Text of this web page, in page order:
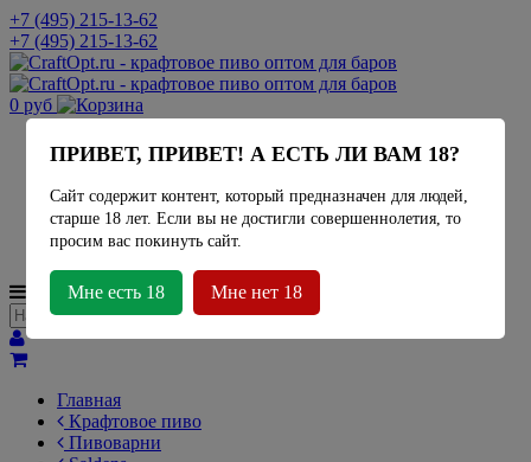
+7 (495) 215-13-62
+7 (495) 215-13-62
0 руб
Актуальное наличие
Миды
Лимонад
Крафтовое пиво
Пивоварни
МЕНЮ
Главная
Крафтовое пиво
Пивоварни
ПРИВЕТ, ПРИВЕТ! А ЕСТЬ ЛИ ВАМ 18?
Сайт содержит контент, который предназначен для людей,
старше 18 лет. Если вы не достигли совершеннолетия, то
просим вас покинуть сайт.
Мне есть 18 Мне нет 18